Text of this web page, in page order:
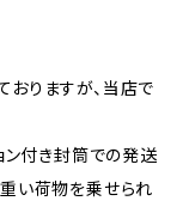
りますが、当店で
ン付き封筒での発送
い荷物を乗せられ